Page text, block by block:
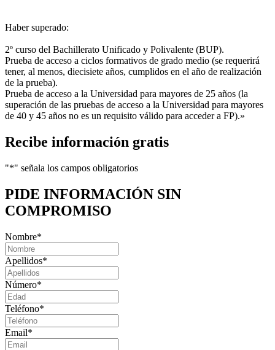
Haber superado:
2º curso del Bachillerato Unificado y Polivalente (BUP).
Prueba de acceso a ciclos formativos de grado medio (se requerirá
tener, al menos, diecisiete años, cumplidos en el año de realización
de la prueba).
Prueba de acceso a la Universidad para mayores de 25 años (la
superación de las pruebas de acceso a la Universidad para mayores
de 40 y 45 años no es un requisito válido para acceder a FP).»
Recibe información gratis
"*" señala los campos obligatorios
PIDE INFORMACIÓN SIN
COMPROMISO
Nombre*
Apellidos*
Número*
Teléfono*
Email*